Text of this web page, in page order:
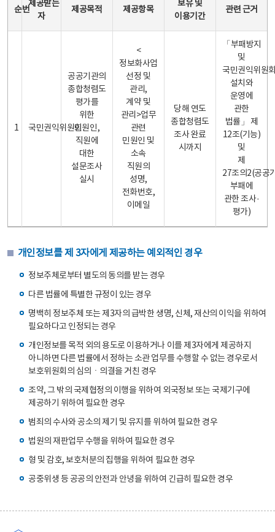
순번
제공받는
자
제공목적 제공항목
보유 및
이용기간
관련 근거
1 국민권익위원회
공공기관의
종합청렴도
평가를
위한
민원인,
직원에
대한
설문조사
실시
<
정보화사업
선정 및
관리,
계약 및
관리>업무
관련
민원인 및
소속
직원의
성명,
전화번호,
이메일
당해 연도
종합청렴도
조사 완료
시까지
「부패방지
및
국민권익위원
설치와
운영에
관한
법률」 제
12조(기능)
및
제
27조의2(공공
부패에
관한 조사·
평가)
개인정보를 제 3자에게 제공하는 예외적인 경우
정보주체로부터 별도의 동의를 받는 경우
다른 법률에 특별한 규정이 있는 경우
명백히 정보주체 또는 제3자의 급박한 생명, 신체, 재산의 이익을 위하여
필요하다고 인정되는 경우
개인정보를 목적 외의 용도로 이용하거나 이를 제3자에게 제공하지
아니하면 다른 법률에서 정하는 소관 업무를 수행할 수 없는 경우로서
보호위원회의 심의ㆍ의결을 거친 경우
조약, 그 밖의 국제협정의 이행을 위하여 외국정보 또는 국제기구에
제공하기 위하여 필요한 경우
범죄의 수사와 공소의 제기 및 유지를 위하여 필요한 경우
법원의 재판업무 수행을 위하여 필요한 경우
형 및 감호, 보호처분의 집행을 위하여 필요한 경우
공중위생 등 공공의 안전과 안녕을 위하여 긴급히 필요한 경우